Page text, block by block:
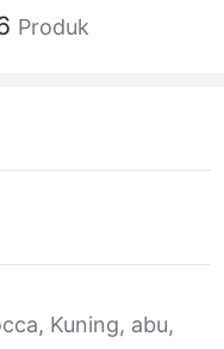
Produk
Kuning, abu,